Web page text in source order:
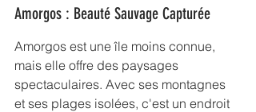
Amorgos : Beauté Sauvage Capturée
Amorgos est une île moins connue,
mais elle offre des paysages
spectaculaires. Avec ses montagnes
et ses plages isolées, c'est un endroit